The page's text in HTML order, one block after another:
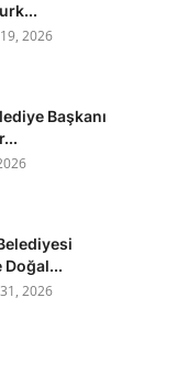
2026
Başkanı
Doğal...
2026